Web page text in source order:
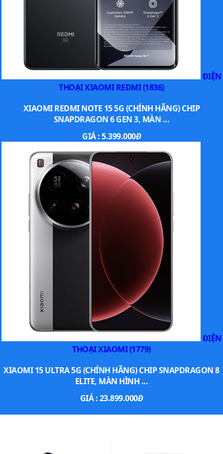
ĐIỆN
THOẠI XIAOMI REDMI (1836)
XIAOMI REDMI NOTE 15 5G (CHÍNH HÃNG) CHIP
SNAPDRAGON 6 GEN 3, MÀN ...
GIÁ :5.399.000Đ
ĐIỆN
THOẠI XIAOMI (1779)
XIAOMI 15 ULTRA 5G (CHÍNH HÃNG) CHIP SNAPDRAGON 8
ELITE, MÀN HÌNH ...
GIÁ :23.899.000Đ